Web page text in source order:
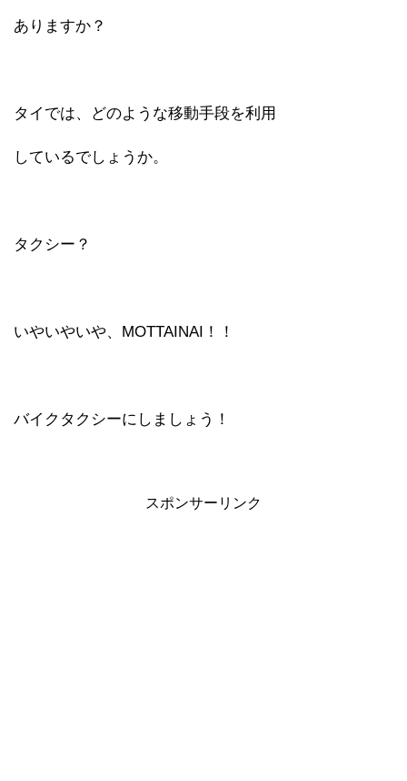
ありますか？
タイでは、どのような移動手段を利用
しているでしょうか。
タクシー？
いやいやいや、MOTTAINAI！！
バイクタクシーにしましょう！
スポンサーリンク